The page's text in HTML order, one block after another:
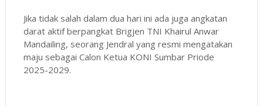
Jika tidak salah dalam dua hari ini ada juga angkatan
darat aktif berpangkat Brigjen TNI Khairul Anwar
Mandailing, seorang Jendral yang resmi mengatakan
maju sebagai Calon Ketua KONI Sumbar Priode
2025-2029.